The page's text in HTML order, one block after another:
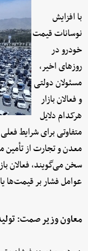
با افزایش
نوسانات قیمت
خودرو در
روزهای اخیر،
مسئولان دولتی
و فعالان بازار
هرکدام دلایل
متفاوتی برای شرایط
معدن و تجارت از تأمین
سخن می‌گویند، فعالان
عوامل فشار بر قیمت‌ها
معاون وزیر صمت: